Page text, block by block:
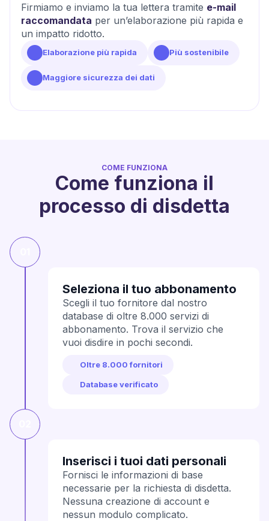
Firmiamo e inviamo la tua lettera tramite e-mail
raccomandata per un’elaborazione più rapida e
un impatto ridotto.
Elaborazione più rapida Più sostenibile
Maggiore sicurezza dei dati
COME FUNZIONA
Come funziona il
processo di disdetta
Seleziona il tuo abbonamento
Scegli il tuo fornitore dal nostro
database di oltre 8.000 servizi di
abbonamento. Trova il servizio che
vuoi disdire in pochi secondi.
Oltre 8.000 fornitori
Database verificato
Inserisci i tuoi dati personali
Fornisci le informazioni di base
necessarie per la richiesta di disdetta.
Nessuna creazione di account e
nessun modulo complicato.